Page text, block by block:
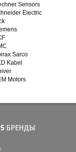
Sensors
Electric
Sarco
Kabel
Motors
БРЕНДЫ